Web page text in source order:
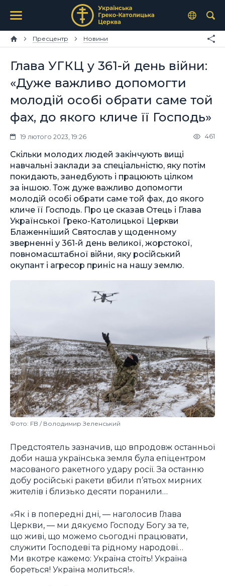
Пресцентр Новини
Глава УГКЦ у 361-й день війни:
«Дуже важливо допомогти
молодій особі обрати саме той
фах, до якого кличе її Господь»
19 лютого 2023, 19:26 461
Скільки молодих людей закінчують вищі
навчальні заклади за спеціальністю, яку потім
покидають, занедбують і працюють цілком
за іншою. Тож дуже важливо допомогти
молодій особі обрати саме той фах, до якого
кличе її Господь. Про це сказав Отець і Глава
Української Греко-Католицької Церкви
Блаженніший Святослав у щоденному
зверненні у 361-й день великої, жорстокої,
повномасштабної війни, яку російський
окупант і агресор приніс на нашу землю.
Фото: FB / Володимир Зеленський
Предстоятель зазначив, що впродовж останньої
доби наша українська земля була епіцентром
масованого ракетного удару росії. За останню
добу російські ракети вбили п’ятьох мирних
жителів і близько десяти поранили…
«Як і в попередні дні, — наголосив Глава
Церкви, — ми дякуємо Господу Богу за те,
що живі, що можемо сьогодні працювати,
служити Господеві та рідному народові…
Ми вкотре кажемо: Україна стоїть! Україна
бореться! Україна молиться!».